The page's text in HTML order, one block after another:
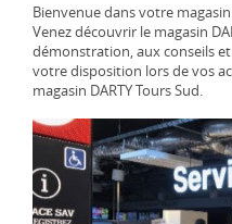
Bienvenue dans votre magasin
Venez découvrir le magasin
démonstration, aux conseils et
votre disposition lors de vos
magasin DARTY Tours Sud.